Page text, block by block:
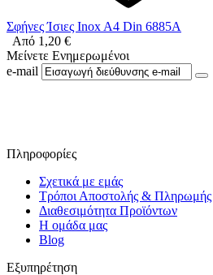
Σφήνες Ίσιες Inox A4 Din 6885A
Από 1,20 €
Μείνετε Ενημερωμένοι
e-mail
Πληροφορίες
Σχετικά με εμάς
Τρόποι Αποστολής & Πληρωμής
Διαθεσιμότητα Προϊόντων
Η ομάδα μας
Blog
Εξυπηρέτηση